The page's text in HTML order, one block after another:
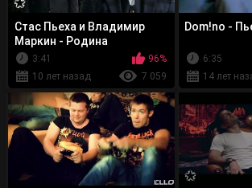
Стас Пьеха и Владимир
Маркин - Родина
3:41
96%
10 лет назад
7 059
Dom!no -
6:35
14 лет